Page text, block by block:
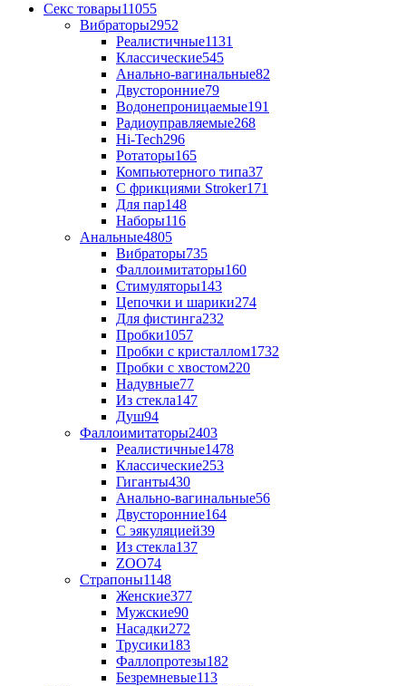
Секс товары11055
Вибраторы2952
Реалистичные1131
Классические545
Анально-вагинальные82
Двусторонние79
Водонепроницаемые191
Радиоуправляемые268
Hi-Tech296
Ротаторы165
Компьютерного типа37
С фрикциями Stroker171
Для пар148
Наборы116
Анальные4805
Вибраторы735
Фаллоимитаторы160
Стимуляторы143
Цепочки и шарики274
Для фистинга232
Пробки1057
Пробки с кристаллом1732
Пробки с хвостом220
Надувные77
Из стекла147
Душ94
Фаллоимитаторы2403
Реалистичные1478
Классические253
Гиганты430
Анально-вагинальные56
Двусторонние164
С эякуляцией39
Из стекла137
ZOO74
Страпоны1148
Женские377
Мужские90
Насадки272
Трусики183
Фаллопротезы182
Безремневые113